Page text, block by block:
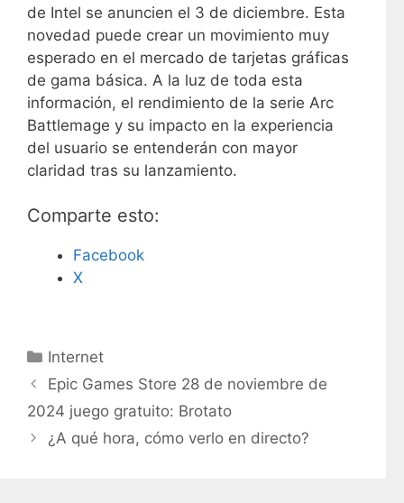
de Intel se anuncien el 3 de diciembre. Esta
novedad puede crear un movimiento muy
esperado en el mercado de tarjetas gráficas
de gama básica. A la luz de toda esta
información, el rendimiento de la serie Arc
Battlemage y su impacto en la experiencia
del usuario se entenderán con mayor
claridad tras su lanzamiento.
Comparte esto:
Facebook
X
C
a
e
g
Internet
Epic Games Store 28 de noviembre de
2024 juego gratuito: Brotato
¿A qué hora, cómo verlo en directo?